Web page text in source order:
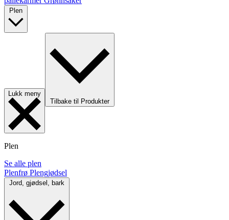
Lukk meny
Tilbake til Produkter
Plen
Se alle plen
Plenfrø Plengjødsel